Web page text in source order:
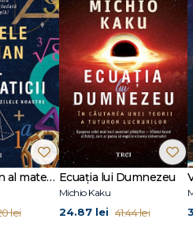
Godbehere, unul dintre experții de
știința și filosofia emoțiilor și membru
o diplomă de licență la University of
un doctorat în filosofie la University
Wellcome Trust. Lucrarea sa
schimbă de-a lungul istoriei și cum
Marele roman al matematicii
lei
Ecuația lui Dumnezeu
Michio Kaku
24.87 lei 41.44 lei